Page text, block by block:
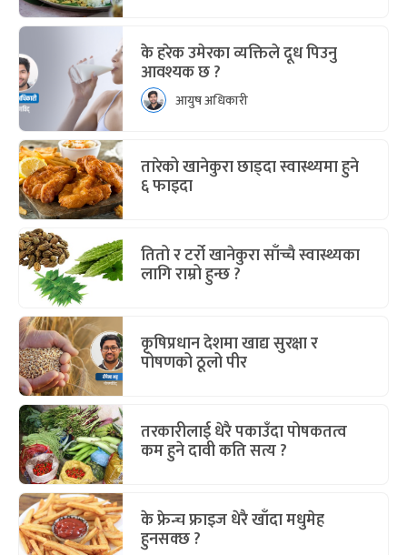
के हरेक उमेरका व्यक्तिले दूध पिउनु
आवश्यक छ ?
आयुष अधिकारी
तारेको खानेकुरा छाड्दा स्वास्थ्यमा हुने
६ फाइदा
तितो र टर्रो खानेकुरा साँच्चै स्वास्थ्यका
लागि राम्रो हुन्छ ?
कृषिप्रधान देशमा खाद्य सुरक्षा र
पोषणको ठूलो पीर
तरकारीलाई धेरै पकाउँदा पोषकतत्व
कम हुने दावी कति सत्य ?
के फ्रेन्च फ्राइज धेरै खाँदा मधुमेह
हुनसक्छ ?